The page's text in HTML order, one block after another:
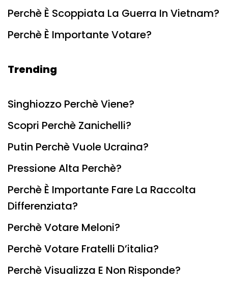
Perchè È Scoppiata La Guerra In Vietnam?
Perchè È Importante Votare?
Trending
Singhiozzo Perchè Viene?
Scopri Perchè Zanichelli?
Putin Perchè Vuole Ucraina?
Pressione Alta Perchè?
Perchè È Importante Fare La Raccolta
Differenziata?
Perchè Votare Meloni?
Perchè Votare Fratelli D’italia?
Perchè Visualizza E Non Risponde?